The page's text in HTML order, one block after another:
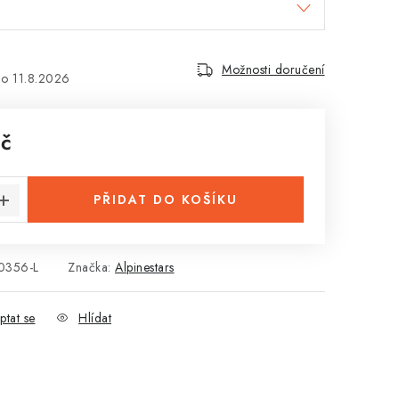
11.8.2026 Možnosti doručení
PŘIDAT DO KOŠÍKU
L Značka: Alpinestars
se Hlídat